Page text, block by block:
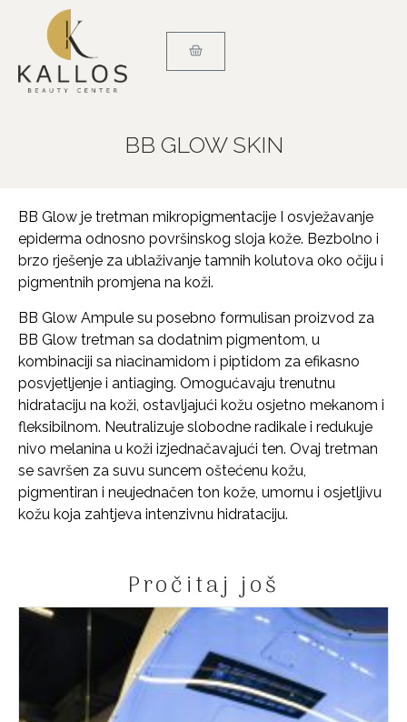
BB GLOW SKIN
BB Glow je tretman mikropigmentacije I osvježavanje
epiderma odnosno površinskog sloja kože. Bezbolno i
brzo rješenje za ublaživanje tamnih kolutova oko očiju i
pigmentnih promjena na koži.
BB Glow Ampule su posebno formulisan proizvod za
BB Glow tretman sa dodatnim pigmentom, u
kombinaciji sa niacinamidom i piptidom za efikasno
posvjetljenje i antiaging. Omogućavaju trenutnu
hidrataciju na koži, ostavljajući kožu osjetno mekanom i
fleksibilnom. Neutralizuje slobodne radikale i redukuje
nivo melanina u koži izjednačavajući ten. Ovaj tretman
se savršen za suvu suncem oštećenu kožu,
pigmentiran i neujednačen ton kože, umornu i osjetljivu
kožu koja zahtjeva intenzivnu hidrataciju.
Pročitaj još